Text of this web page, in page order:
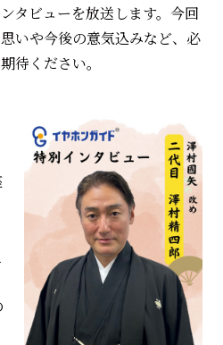
タビューを放送します。今回
いや今後の意気込みなど、必
待ください。